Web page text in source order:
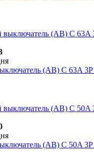
(АВ) C 63A
(АВ) C 50A